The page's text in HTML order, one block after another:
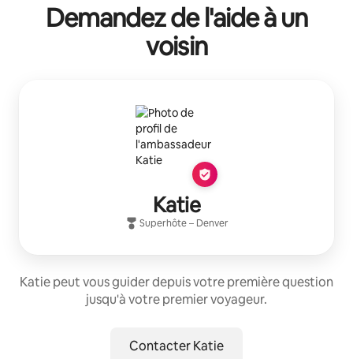
Demandez de l'aide à un
voisin
Katie
Superhôte– Denver
Katie peut vous guider depuis votre première question
jusqu'à votre premier voyageur.
Contacter Katie